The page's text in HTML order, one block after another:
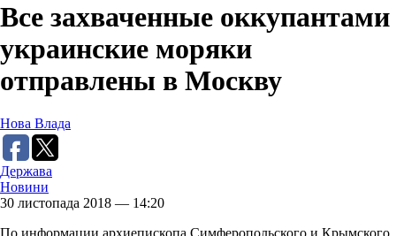
Все захваченные оккупантами
украинские моряки
отправлены в Москву
Нова Влада
Держава
Новини
30 листопада 2018 — 14:20
По информации архиепископа Симферопольского и Крымского